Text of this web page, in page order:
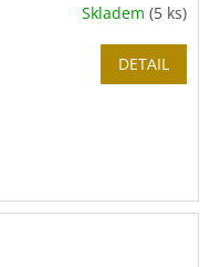
Skladem (5 ks)
DETAIL